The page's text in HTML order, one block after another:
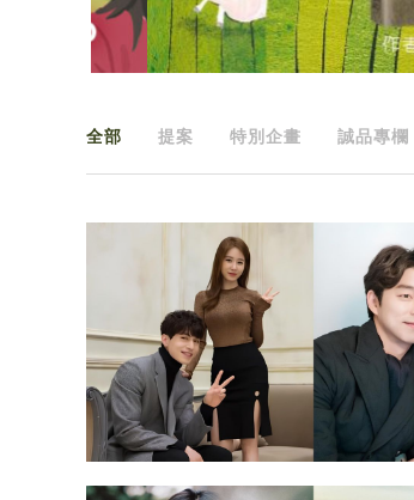
全部 提案 特別企畫 誠品專欄